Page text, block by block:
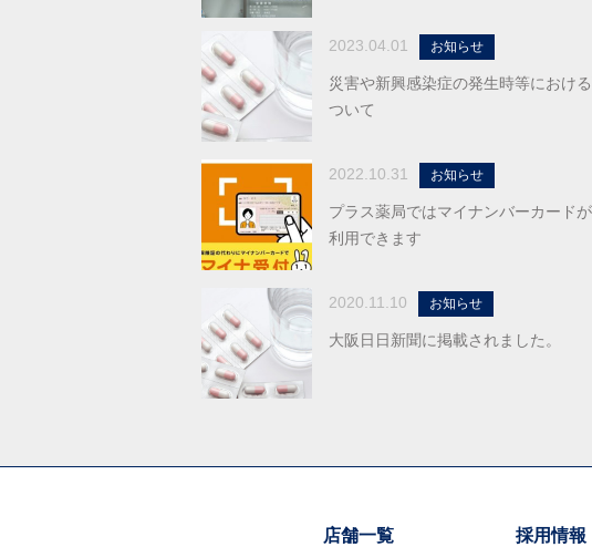
2023.04.01 お知らせ
災害や新興感染症の発生時等におけ
ついて
2022.10.31 お知らせ
プラス薬局ではマイナンバーカード
利用できます
2020.11.10 お知らせ
大阪日日新聞に掲載されました。
店舗一覧 採用情報